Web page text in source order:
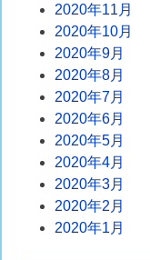
2020年11月
2020年10月
2020年9月
2020年8月
2020年7月
2020年6月
2020年5月
2020年4月
2020年3月
2020年2月
2020年1月